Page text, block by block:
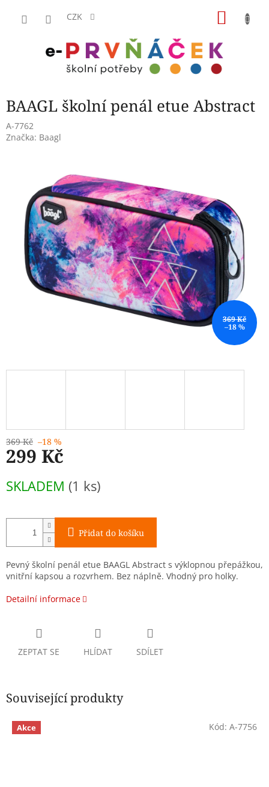
CZK
BAAGL školní penál etue Abstract
A-7762
Značka: Baagl
369 Kč
–18 %
369 Kč –18 %
299 Kč
cena:
SKLADEM (1 ks)
Přidat do košíku
Pevný školní penál etue BAAGL Abstract s výklopnou přepážkou,
vnitřní kapsou a rozvrhem. Bez náplně. Vhodný pro holky.
Detailní informace
ZEPTAT SE HLÍDAT SDÍLET
Související produkty
Akce Kód: A-7756